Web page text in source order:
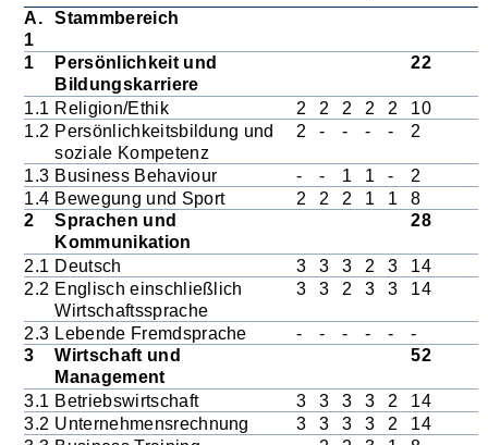
A.
1
Stammbereich
1
Persönlichkeit und
Bildungskarriere
22
1.1 Religion/Ethik 2 2 2 2 2
10
1.2 Persönlichkeitsbildung und
soziale Kompetenz
2 - - - - 2
1.3 Business Behaviour - - 1 1 -
2
1.4 Bewegung und Sport 2 2 2 1 1 8
2
Sprachen und
Kommunikation
28
2.1 Deutsch 3 3 3 2 3
14
2.2 Englisch einschließlich
Wirtschaftssprache
3 3 2 3 3 14
2.3 Lebende Fremdsprache - - - - - -
3
Wirtschaft und
Management
52
3.1 Betriebswirtschaft 3 3 3 3 2
14
3.2 Unternehmensrechnung 3 3 3 3 2
14